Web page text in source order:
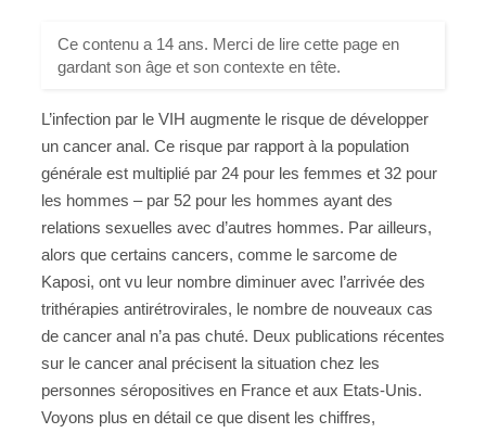
Ce contenu a 14 ans. Merci de lire cette page en
gardant son âge et son contexte en tête.
L’infection par le VIH augmente le risque de développer
un cancer anal. Ce risque par rapport à la population
générale est multiplié par 24 pour les femmes et 32 pour
les hommes – par 52 pour les hommes ayant des
relations sexuelles avec d’autres hommes. Par ailleurs,
alors que certains cancers, comme le sarcome de
Kaposi, ont vu leur nombre diminuer avec l’arrivée des
trithérapies antirétrovirales, le nombre de nouveaux cas
de cancer anal n’a pas chuté. Deux publications récentes
sur le cancer anal précisent la situation chez les
personnes séropositives en France et aux Etats-Unis.
Voyons plus en détail ce que disent les chiffres,